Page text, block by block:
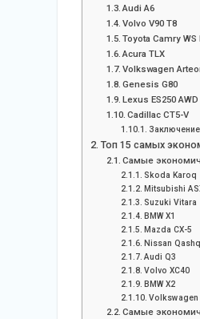
Audi A6
Volvo V90 T8
Toyota Camry WS
Acura TLX
Volkswagen
Genesis G80
Lexus ES250 AWD
Cadillac CT5-V
Заключение
Топ 15 самых
Самые
Skoda Karoq
Mitsubishi
Suzuki Vitara
BMW X1
Mazda CX-5
Nissan
Audi Q3
Volvo XC40
BMW X2
Volkswagen
Самые